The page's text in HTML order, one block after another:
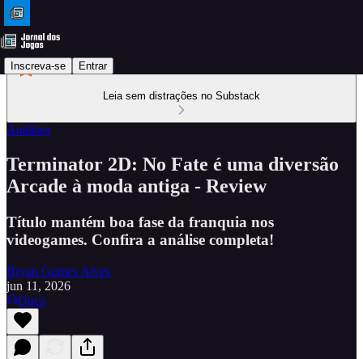
Inscreva-se Entrar
Leia sem distrações no Substack
Análises
Terminator 2D: No Fate é uma diversão
Arcade à moda antiga - Review
Título mantém boa fase da franquia nos
videogames. Confira a análise completa!
Bryan Gomes Alves
jun 11, 2026
Ouça